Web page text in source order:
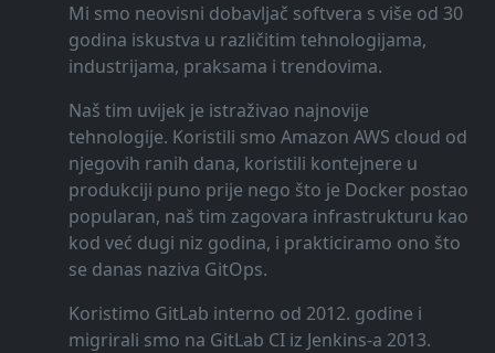
Mi smo neovisni dobavljač softvera s više od 30
godina iskustva u različitim tehnologijama,
industrijama, praksama i trendovima.
Naš tim uvijek je istraživao najnovije
tehnologije. Koristili smo Amazon AWS cloud od
njegovih ranih dana, koristili kontejnere u
produkciji puno prije nego što je Docker postao
popularan, naš tim zagovara infrastrukturu kao
kod već dugi niz godina, i prakticiramo ono što
se danas naziva GitOps.
Koristimo GitLab interno od 2012. godine i
migrirali smo na GitLab CI iz Jenkins-a 2013.